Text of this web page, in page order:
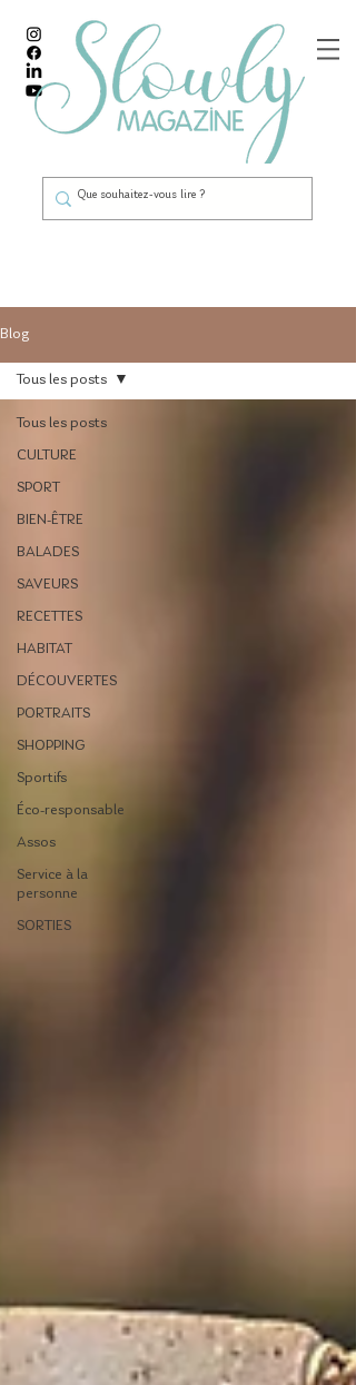
Blog
Tous les posts
CULTURE
SPORT
BIEN-ÊTRE
BALADES
SAVEURS
RECETTES
HABITAT
DÉCOUVERTES
PORTRAITS
SHOPPING
Sportifs
Éco-responsable
Assos
Service à la
personne
SORTIES
Tous les posts